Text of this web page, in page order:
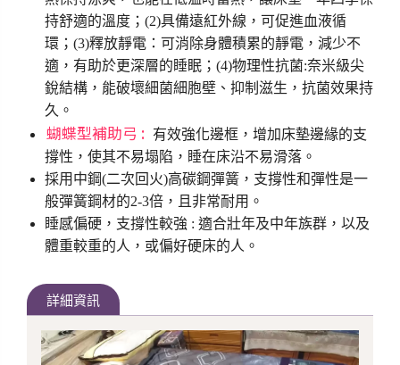
持舒適的溫度；(2)具備遠紅外線，可促進血液循
環；(3)釋放靜電 ：可消除身體積累的靜電，減少不
適，有助於更深層的睡眠；(4)物理性抗菌:奈米級尖
銳結構，能破壞細菌細胞壁、抑制滋生，抗菌效果持
久。
蝴蝶型補助弓 : 有效強化邊框，增加床墊邊緣的支
撐性，使其不易塌陷，睡在床沿不易滑落。
採用中鋼(二次回火)高碳鋼彈簧，支撐性和彈性是一
般彈簧鋼材的2-3倍，且非常耐用。
睡感偏硬，支撐性較強 : 適合壯年及中年族群，以及
體重較重的人，或偏好硬床的人。
詳細資訊